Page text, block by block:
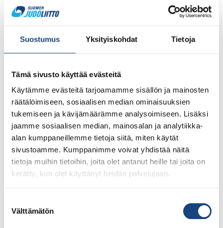
Suostumus Yksityiskohdat Tietoja
Tämä sivusto käyttää evästeitä
Käytämme evästeitä tarjoamamme sisällön ja mainosten
räätälöimiseen, sosiaalisen median ominaisuuksien
tukemiseen ja kävijämäärämme analysoimiseen. Lisäksi
jaamme sosiaalisen median, mainosalan ja analytiikka-
alan kumppaneillemme tietoja siitä, miten käytät
sivustoamme. Kumppanimme voivat yhdistää näitä
tietoja muihin tietoihin, joita olet antanut heille tai joita on
kerätty, kun olet käyttänyt heidän palvelujaan.
valinta
Välttämätön
1.8.2026
Pentti Vauhkoselle harvinainen
huomionosoitus